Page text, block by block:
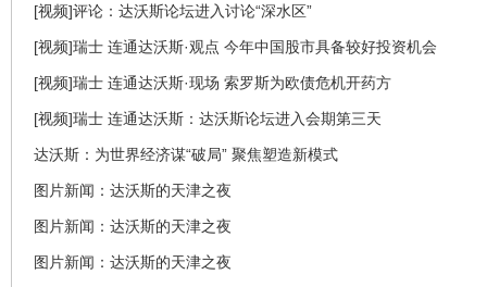
[视频]评论：达沃斯论坛进入讨论“深水区”
[视频]瑞士 连通达沃斯·观点 今年中国股市具备较好投资机会
[视频]瑞士 连通达沃斯·现场 索罗斯为欧债危机开药方
[视频]瑞士 连通达沃斯：达沃斯论坛进入会期第三天
达沃斯：为世界经济谋“破局” 聚焦塑造新模式
图片新闻：达沃斯的天津之夜
图片新闻：达沃斯的天津之夜
图片新闻：达沃斯的天津之夜